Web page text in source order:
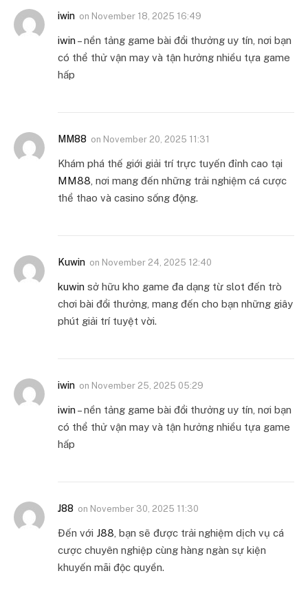
iwin on November 18, 2025 16:49
iwin – nền tảng game bài đổi thưởng uy tín, nơi bạn
có thể thử vận may và tận hưởng nhiều tựa game
hấp
MM88 on November 20, 2025 11:31
Khám phá thế giới giải trí trực tuyến đỉnh cao tại
MM88 , nơi mang đến những trải nghiệm cá cược
thể thao và casino sống động.
Kuwin on November 24, 2025 12:40
kuwin sở hữu kho game đa dạng từ slot đến trò
chơi bài đổi thưởng, mang đến cho bạn những giây
phút giải trí tuyệt vời.
iwin on November 25, 2025 05:29
iwin – nền tảng game bài đổi thưởng uy tín, nơi bạn
có thể thử vận may và tận hưởng nhiều tựa game
hấp
J88 on November 30, 2025 11:30
Đến với J88 , bạn sẽ được trải nghiệm dịch vụ cá
cược chuyên nghiệp cùng hàng ngàn sự kiện
khuyến mãi độc quyền.